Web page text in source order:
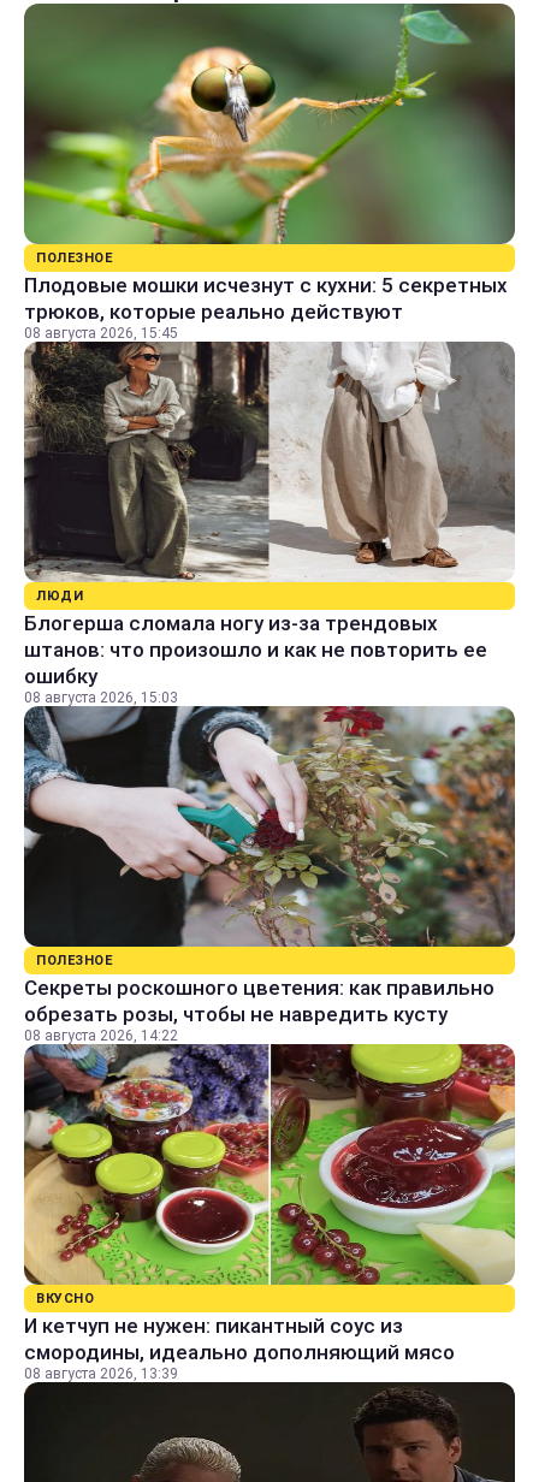
ПОЛЕЗНОЕ
Плодовые мошки исчезнут с кухни: 5 секретных
трюков, которые реально действуют
08 августа 2026, 15:45
ЛЮДИ
Блогерша сломала ногу из-за трендовых
штанов: что произошло и как не повторить ее
ошибку
08 августа 2026, 15:03
ПОЛЕЗНОЕ
Секреты роскошного цветения: как правильно
обрезать розы, чтобы не навредить кусту
08 августа 2026, 14:22
ВКУСНО
И кетчуп не нужен: пикантный соус из
смородины, идеально дополняющий мясо
08 августа 2026, 13:39